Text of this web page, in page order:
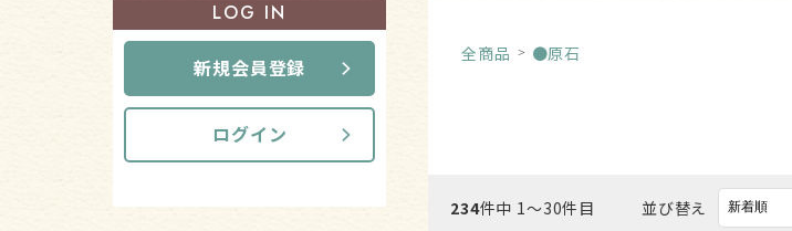
新着商品一覧
その他
全商品 ●原石
234件中 1〜30件目 並び替え
LOG IN
ログイン
新規会員登録